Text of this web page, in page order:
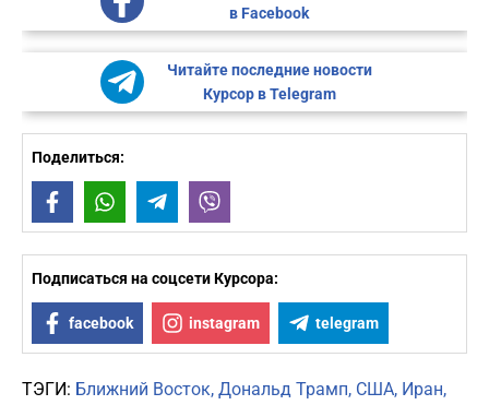
в Facebook
Читайте последние новости
Курсор в Telegram
Поделиться:
FacebookWhatsAppTelegram
Подписаться на соцсети Курсора:
facebook instagram telegram
ТЭГИ: Ближний Восток Дональд Трамп США Иран